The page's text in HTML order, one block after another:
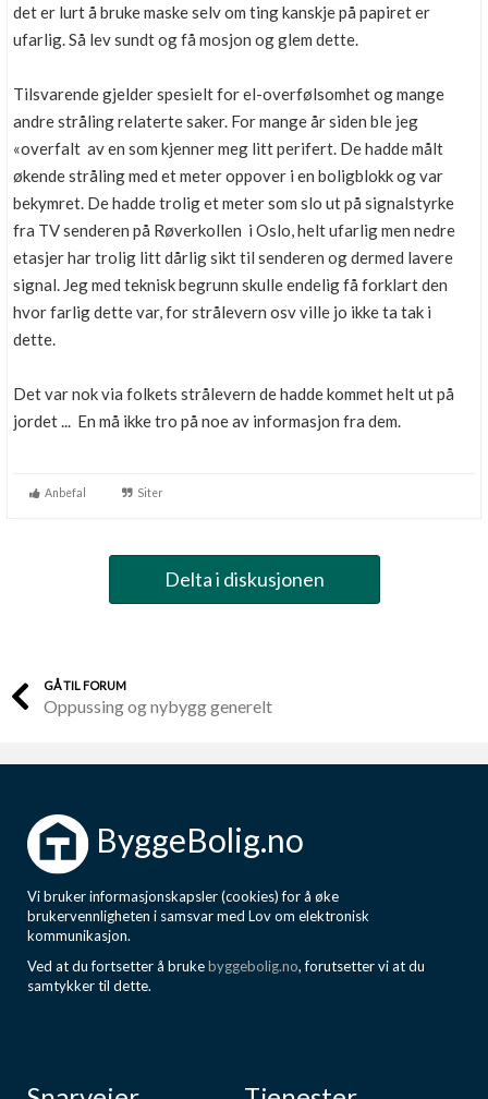
det er lurt å bruke maske selv om ting kanskje på papiret er
ufarlig. Så lev sundt og få mosjon og glem dette.
Tilsvarende gjelder spesielt for el-overfølsomhet og mange
andre stråling relaterte saker. For mange år siden ble jeg
«overfalt av en som kjenner meg litt perifert. De hadde målt
økende stråling med et meter oppover i en boligblokk og var
bekymret. De hadde trolig et meter som slo ut på signalstyrke
fra TV senderen på Røverkollen i Oslo, helt ufarlig men nedre
etasjer har trolig litt dårlig sikt til senderen og dermed lavere
signal. Jeg med teknisk begrunn skulle endelig få forklart den
hvor farlig dette var, for strålevern osv ville jo ikke ta tak i
dette.
Det var nok via folkets strålevern de hadde kommet helt ut på
jordet ... En må ikke tro på noe av informasjon fra dem.
Anbefal Siter
Delta i diskusjonen
GÅ TIL FORUM
Oppussing og nybygg generelt
ByggeBolig.no
Vi bruker informasjonskapsler (cookies) for å øke
brukervennligheten i samsvar med Lov om elektronisk
kommunikasjon.
Ved at du fortsetter å brukebyggebolig.no, forutsetter vi at du
samtykker til dette.